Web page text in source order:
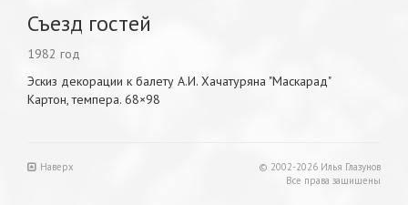
Съезд гостей
1982 год
Эскиз декорации к балету А.И. Хачатуряна "Маскарад"
Картон, темпера. 68×98
Наверх
© 2002-2026 Илья Глазунов
Все права защищены